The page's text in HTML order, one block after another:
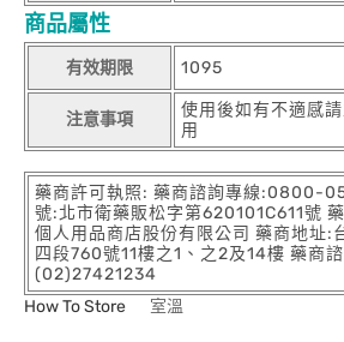
商品屬性
有效期限 1095
注意事項
使用後如有不適感
用
藥商許可執照: 藥商諮詢專線:0800-
號:北市衛藥販松字第620101C611號
個人用品商店股份有限公司 藥商地址:
四段760號11樓之1、之2及14樓 藥商
(02)27421234
How To Store
室溫